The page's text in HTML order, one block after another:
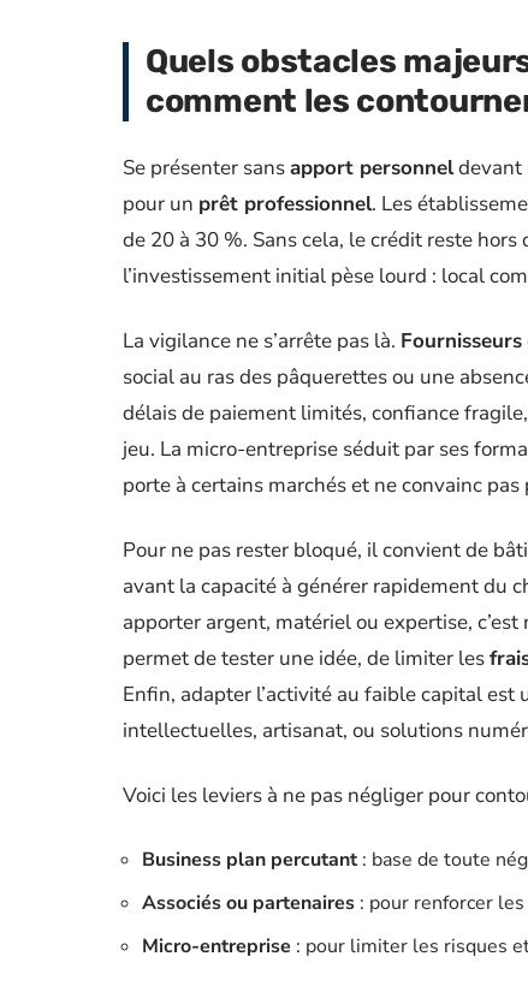
Quels obstacles
comment les
Se présenter sansapport personneldevant
pour un prêt professionnel. Les
de 20 à 30 %. Sans cela, le crédit reste
l’investissement initial pèse lourd : local
La vigilance ne s’arrête pas là. Fournisseurs
social au ras des pâquerettes ou une
délais de paiement limités, confiance
jeu. La micro-entreprise séduit par ses
porte à certains marchés et ne convainc pas
Pour ne pas rester bloqué, il convient de
avant la capacité à générer rapidement du
apporter argent, matériel ou expertise,
permet de tester une idée, de limiter les
Enfin, adapter l’activité au faible capital
intellectuelles, artisanat, ou solutions
Voici les leviers à ne pas négliger pour
Business plan percutant : base de toute
Associés ou partenaires : pour renforcer
Micro-entreprise : pour limiter les risques